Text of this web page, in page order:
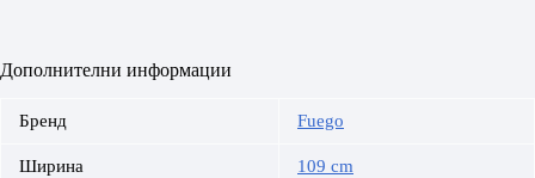
Дополнителни информации
Бренд Fuego
Ширина 109 cm